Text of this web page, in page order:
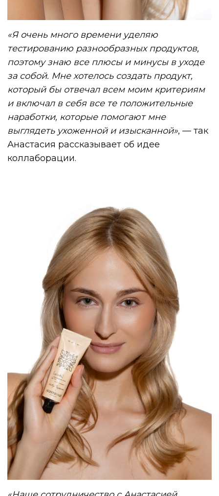
«Я очень много времени уделяю
тестированию разнообразных продуктов,
поэтому знаю все плюсы и минусы в уходе
за собой. Мне хотелось создать продукт,
который бы отвечал всем моим критериям
и включал в себя все те положительные
наработки, которые помогают мне
выглядеть ухоженной и изысканной», — так
Анастасия рассказывает об идее
коллаборации.